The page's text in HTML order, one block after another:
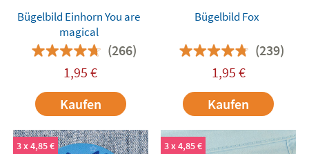
Bügelbild Einhorn You are
magical
(266)
1,95 €
Kaufen
Bügelbild Fox
(239)
1,95 €
Kaufen
3 x 4,85 € 3 x 4,85 €